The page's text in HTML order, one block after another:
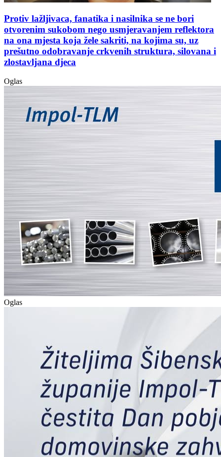
Protiv lažljivaca, fanatika i nasilnika se ne bori
otvorenim sukobom nego usmjeravanjem reflektora
na ona mjesta koja žele sakriti, na kojima su, uz
prešutno odobravanje crkvenih struktura, silovana i
zlostavljana djeca
Oglas
Oglas